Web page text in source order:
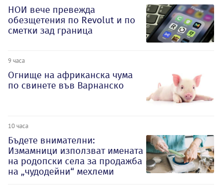
НОИ вече превежда
обезщетения по Revolut и по
сметки зад граница
9 часа
Огнище на африканска чума
по свинете във Варнанско
10 часа
Бъдете внимателни:
Измамници използват имената
на родопски села за продажба
на „чудодейни“ мехлеми